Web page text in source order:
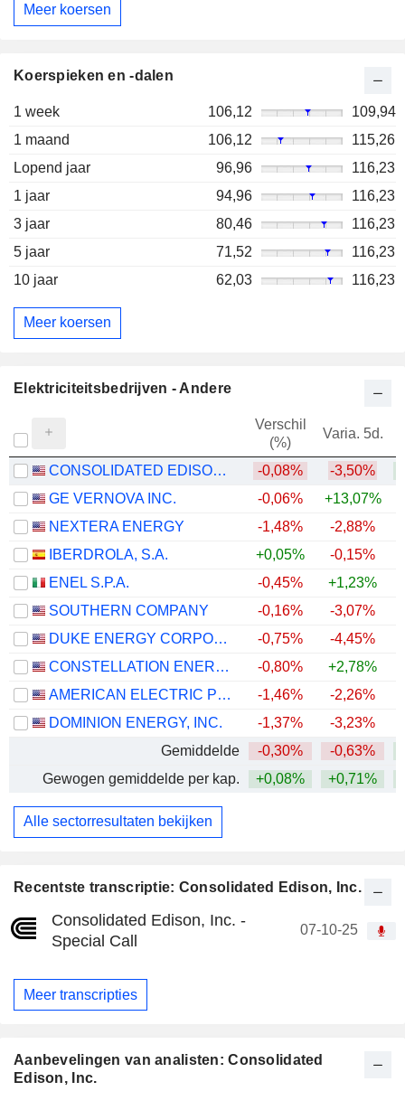
Recentste transcriptie: Consolidated Edison, Inc.
Consolidated Edison, Inc. -
Special Call
07-10-25
Meer transcripties
Aanbevelingen van analisten: Consolidated
Edison, Inc.
Meer koersen
Koerspieken en -dalen
1 week 106,12
109,94
1 maand
106,12
115,26
Lopend jaar
96,96
116,23
1 jaar
94,96
116,23
3 jaar
80,46
116,23
5 jaar
71,52
116,23
10 jaar
62,03 116,23
Meer koersen
Elektriciteitsbedrijven - Andere
Verschil
(%)
Varia. 5d.
CONSOLIDATED EDISON, INC. -0,08% -3,50%
GE VERNOVA INC.
-0,06% +13,07%
NEXTERA ENERGY
-1,48% -2,88%
IBERDROLA, S.A.
+0,05% -0,15%
ENEL S.P.A.
-0,45% +1,23%
SOUTHERN COMPANY
-0,16% -3,07%
DUKE ENERGY CORPORATION
-0,75% -4,45%
CONSTELLATION ENERGY CORPORATION
-0,80% +2,78%
AMERICAN ELECTRIC POWER COMPANY, INC.
-1,46% -2,26%
DOMINION ENERGY, INC.
-1,37% -3,23%
Gemiddelde
-0,30% -0,63%
Gewogen gemiddelde per kap.
+0,08% +0,71%
Alle sectorresultaten bekijken